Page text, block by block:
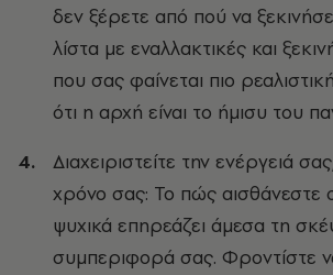
δεν ξέρετε από πού να
λίστα με εναλλακτικές και
που σας φαίνεται πιο
ότι η αρχή είναι το ήμισυ του
Διαχειριστείτε την ενέργειά
χρόνο σας: Το πώς αισθάνεστε
ψυχικά επηρεάζει άμεσα τη
συμπεριφορά σας. Φροντίστε